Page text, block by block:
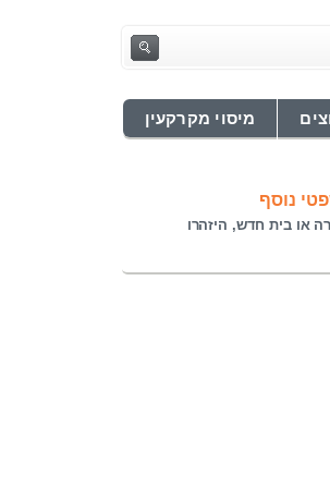
מיסוי מקרקעין
נוסף
או בית חדש, היזהרו